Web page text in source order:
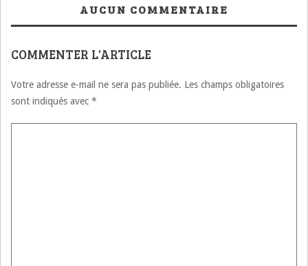
للتكوين في مجالAUCUN COMMENTAIRE
COMMENTER L'ARTICLE
Votre adresse e-mail ne sera pas publiée. Les champs obligatoires
sont indiqués avec *